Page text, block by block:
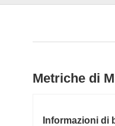
Metriche di
Informazioni di